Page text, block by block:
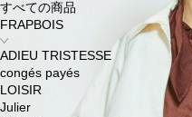
すべての商品
FRAPBOIS
ADIEU TRISTESSE
congés payés
LOISIR
Julier